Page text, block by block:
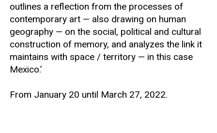
outlines a reflection from the processes of
contemporary art — also drawing on human
geography — on the social, political and cultural
construction of memory, and analyzes the link it
maintains with space / territory — in this case
Mexico.’
From January 20 until March 27, 2022.